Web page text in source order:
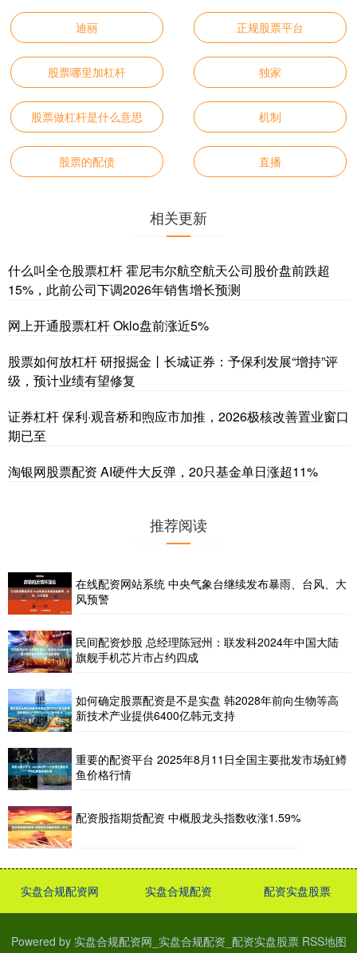
迪丽 正规股票平台
股票哪里加杠杆 独家
股票做杠杆是什么意思 机制
股票的配债 直播
相关更新
什么叫全仓股票杠杆 霍尼韦尔航空航天公司股价盘前跌超
15%，此前公司下调2026年销售增长预测
网上开通股票杠杆 Oklo盘前涨近5%
股票如何放杠杆 研报掘金丨长城证券：予保利发展“增持”评
级，预计业绩有望修复
证券杠杆 保利·观音桥和煦应市加推，2026极核改善置业窗口
期已至
淘银网股票配资 AI硬件大反弹，20只基金单日涨超11%
推荐阅读
在线配资网站系统 中央气象台继续发布暴雨、台风、大
风预警
民间配资炒股 总经理陈冠州：联发科2024年中国大陆
旗舰手机芯片市占约四成
如何确定股票配资是不是实盘 韩2028年前向生物等高
新技术产业提供6400亿韩元支持
重要的配资平台 2025年8月11日全国主要批发市场虹鳟
鱼价格行情
配资股指期货配资 中概股龙头指数收涨1.59%
实盘合规配资网 实盘合规配资 配资实盘股票
Powered by 实盘合规配资网_实盘合规配资_配资实盘股票 RSS地图